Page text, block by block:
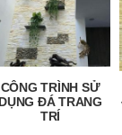
CÔNG TRÌNH SỬ
DỤNG ĐÁ TRANG
TRÍ